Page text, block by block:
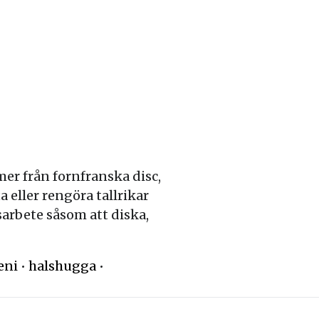
från fornfranska disc,
eller rengöra tallrikar
såsom att diska,
• halshugga •